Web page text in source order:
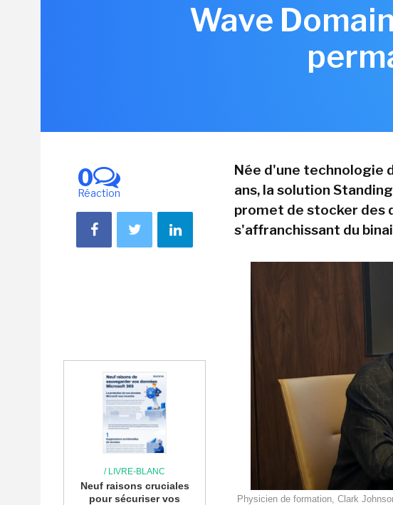
Wave
0
Réaction
/ LIVRE-BLANC
Neuf raisons cruciales
pour sécuriser vos
Née d'une technologie
ans, la solution
promet de stocker des
s'affranchissant du
Physicien de formation, Clark